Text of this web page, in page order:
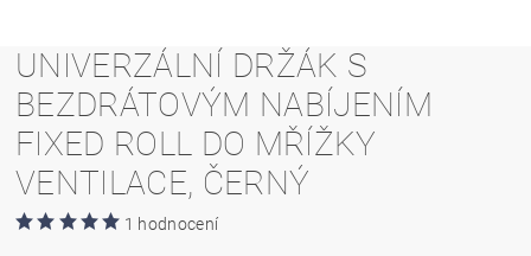
UNIVERZÁLNÍ DRŽÁK S
BEZDRÁTOVÝM NABÍJENÍM
FIXED ROLL DO MŘÍŽKY
VENTILACE, ČERNÝ
1 hodnocení